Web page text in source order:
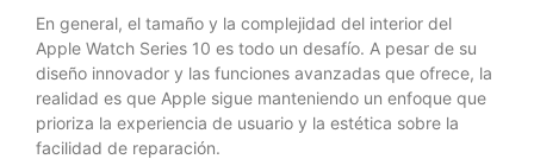
En general, el tamaño y la complejidad del interior del
Apple Watch Series 10 es todo un desafío. A pesar de su
diseño innovador y las funciones avanzadas que ofrece, la
realidad es que Apple sigue manteniendo un enfoque que
prioriza la experiencia de usuario y la estética sobre la
facilidad de reparación.